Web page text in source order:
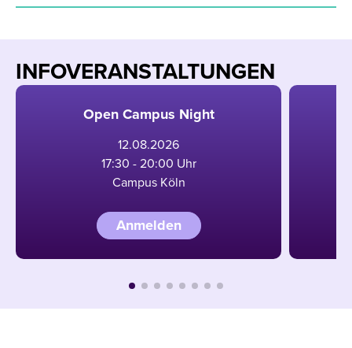
INFOVERANSTALTUNGEN
Open Campus Night
12.08.2026
17:30 - 20:00 Uhr
Campus Köln
Anmelden